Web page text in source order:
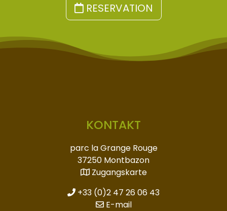
RESERVATION
KONTAKT
parc la Grange Rouge
37250 Montbazon
Zugangskarte
+33 (0)2 47 26 06 43
E-mail